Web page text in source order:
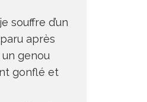
souffre d’un
après
genou
gonflé et